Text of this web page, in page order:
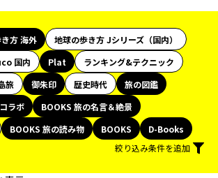
方 海外
地球の歩き方 Jシリーズ（国内）
国内 Plat
ランキング&テクニック
旅 御朱印 歴史時代
旅の図鑑
ラボ
BOOKS 旅の名言＆絶景
BOOKS 旅の読み物 BOOKS
D-Books
絞り込み条件を追加